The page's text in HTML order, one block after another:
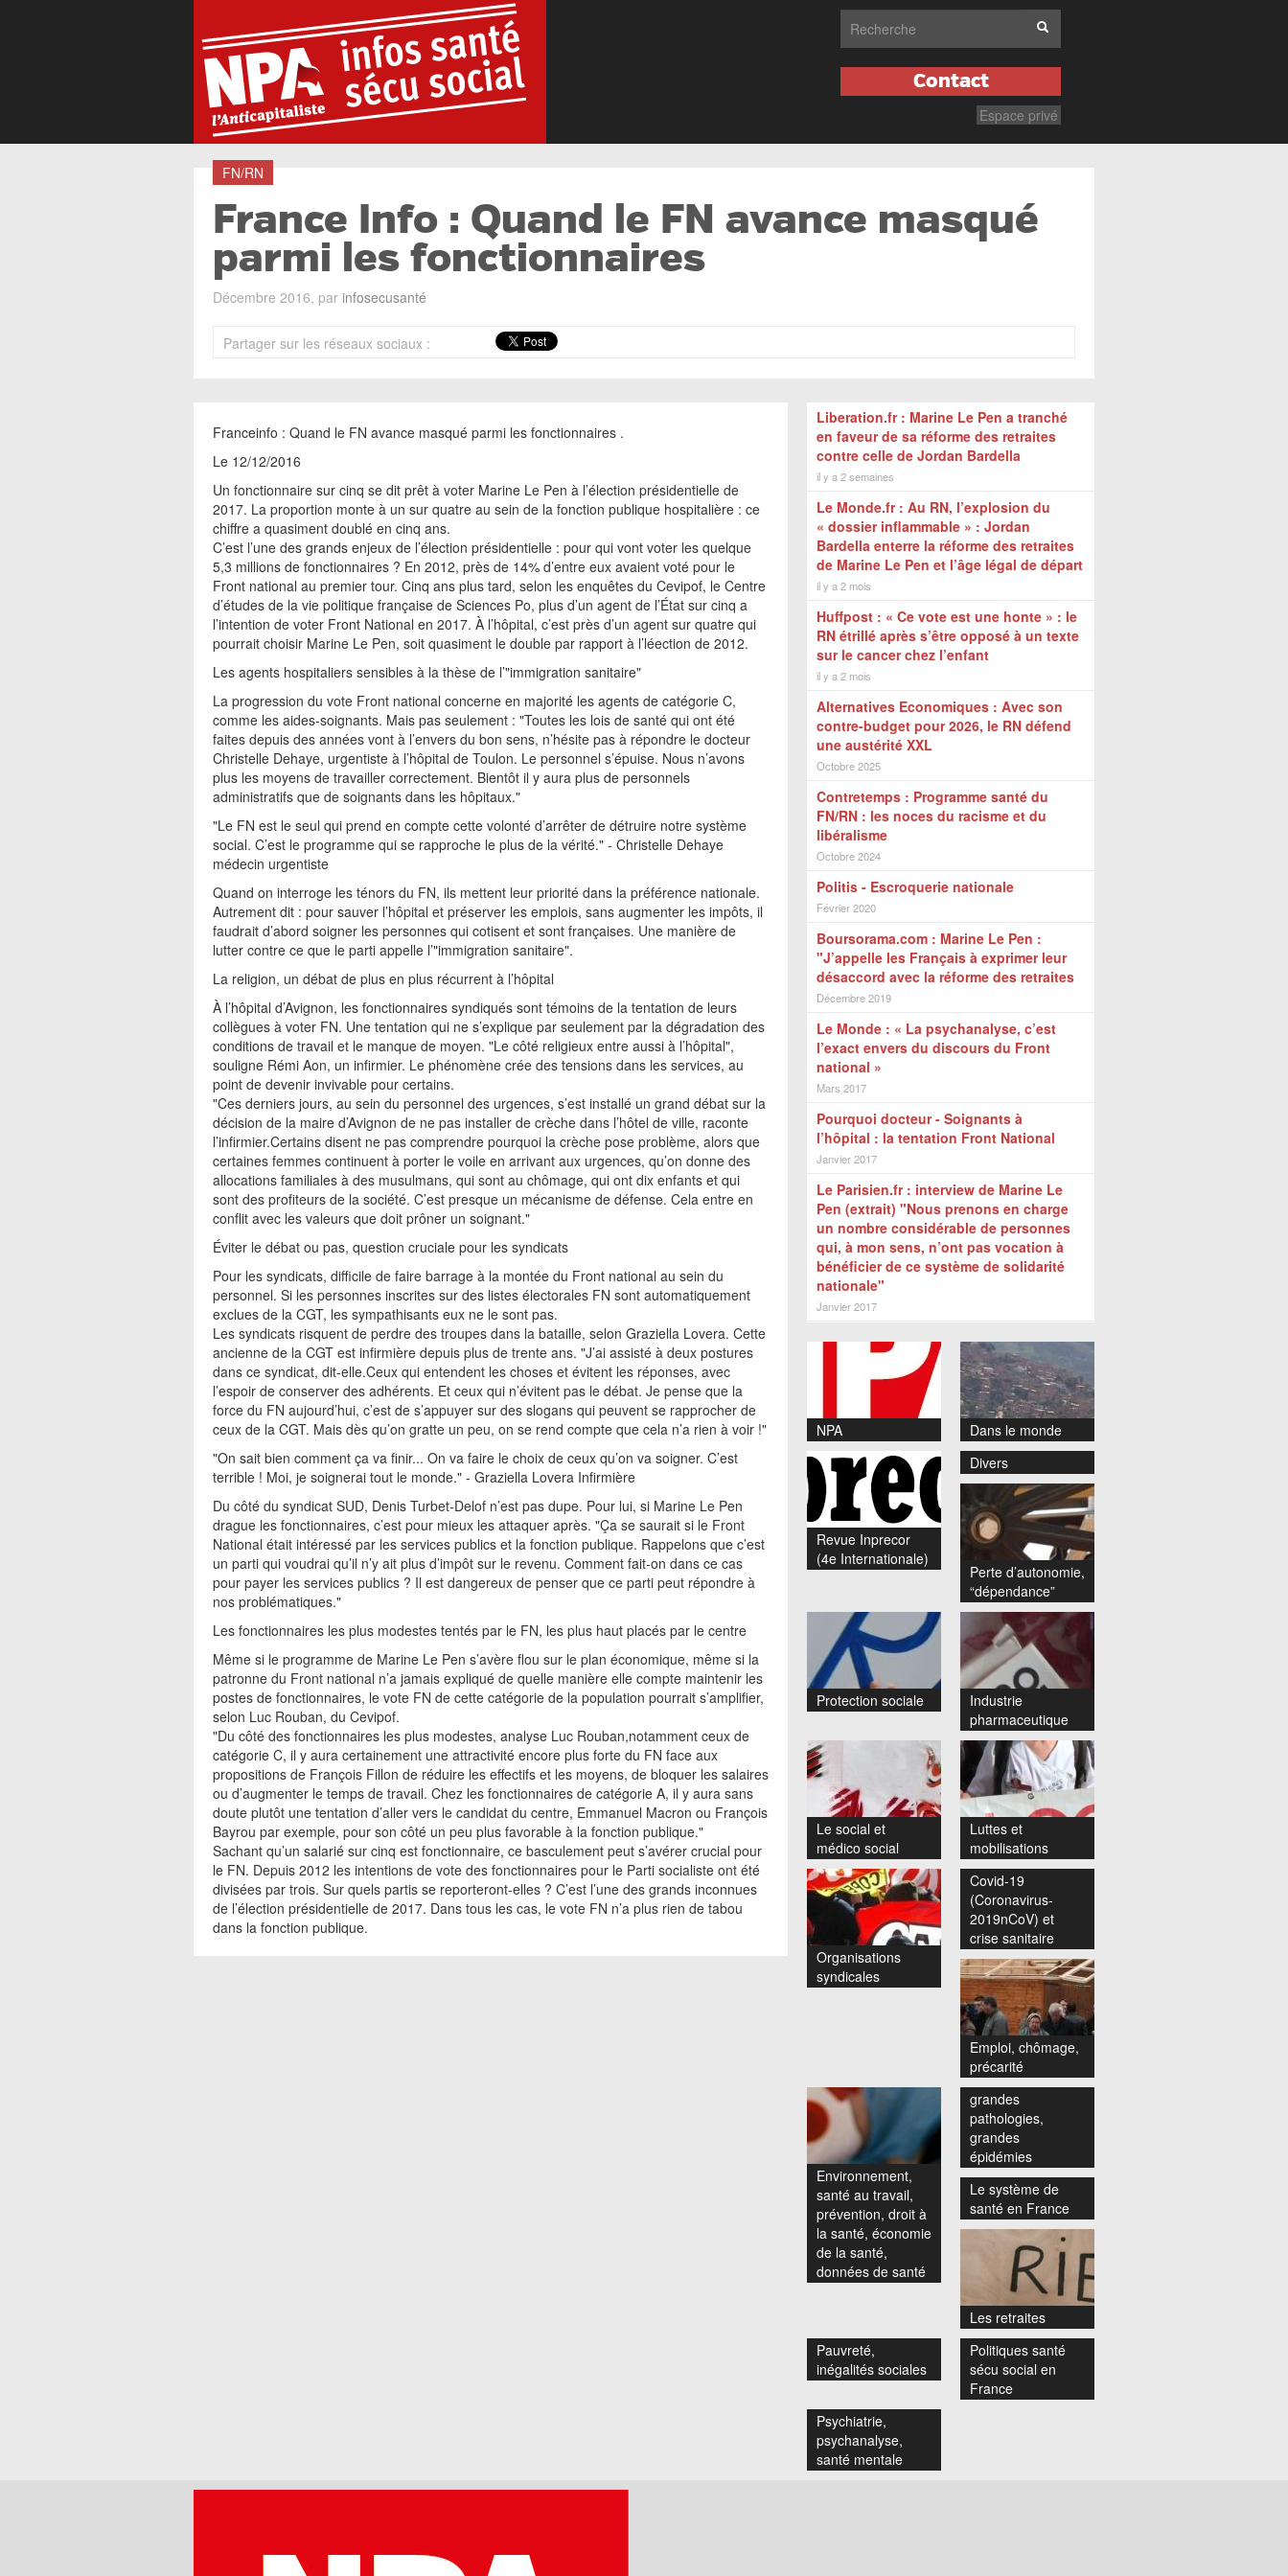
Contact
Espace privé
FN/RN
France Info : Quand le FN avance masqué
parmi les fonctionnaires
Décembre 2016, par infosecusanté
Partager sur les réseaux sociaux :
Franceinfo : Quand le FN avance masqué parmi les fonctionnaires .
Le 12/12/2016
Un fonctionnaire sur cinq se dit prêt à voter Marine Le Pen à l’élection présidentielle de
2017. La proportion monte à un sur quatre au sein de la fonction publique hospitalière : ce
chiffre a quasiment doublé en cinq ans.
C’est l’une des grands enjeux de l’élection présidentielle : pour qui vont voter les quelque
5,3 millions de fonctionnaires ? En 2012, près de 14% d’entre eux avaient voté pour le
Front national au premier tour. Cinq ans plus tard, selon les enquêtes du Cevipof, le Centre
d’études de la vie politique française de Sciences Po, plus d’un agent de l’État sur cinq a
l’intention de voter Front National en 2017. À l’hôpital, c’est près d’un agent sur quatre qui
pourrait choisir Marine Le Pen, soit quasiment le double par rapport à l’léection de 2012.
Les agents hospitaliers sensibles à la thèse de l’"immigration sanitaire"
La progression du vote Front national concerne en majorité les agents de catégorie C,
comme les aides-soignants. Mais pas seulement : "Toutes les lois de santé qui ont été
faites depuis des années vont à l’envers du bon sens, n’hésite pas à répondre le docteur
Christelle Dehaye, urgentiste à l’hôpital de Toulon. Le personnel s’épuise. Nous n’avons
plus les moyens de travailler correctement. Bientôt il y aura plus de personnels
administratifs que de soignants dans les hôpitaux."
"Le FN est le seul qui prend en compte cette volonté d’arrêter de détruire notre système
social. C’est le programme qui se rapproche le plus de la vérité." - Christelle Dehaye
médecin urgentiste
Quand on interroge les ténors du FN, ils mettent leur priorité dans la préférence nationale.
Autrement dit : pour sauver l’hôpital et préserver les emplois, sans augmenter les impôts, il
faudrait d’abord soigner les personnes qui cotisent et sont françaises. Une manière de
lutter contre ce que le parti appelle l’"immigration sanitaire".
La religion, un débat de plus en plus récurrent à l’hôpital
À l’hôpital d’Avignon, les fonctionnaires syndiqués sont témoins de la tentation de leurs
collègues à voter FN. Une tentation qui ne s’explique par seulement par la dégradation des
conditions de travail et le manque de moyen. "Le côté religieux entre aussi à l’hôpital",
souligne Rémi Aon, un infirmier. Le phénomène crée des tensions dans les services, au
point de devenir invivable pour certains.
"Ces derniers jours, au sein du personnel des urgences, s’est installé un grand débat sur la
décision de la maire d’Avignon de ne pas installer de crèche dans l’hôtel de ville, raconte
l’infirmier.Certains disent ne pas comprendre pourquoi la crèche pose problème, alors que
certaines femmes continuent à porter le voile en arrivant aux urgences, qu’on donne des
allocations familiales à des musulmans, qui sont au chômage, qui ont dix enfants et qui
sont des profiteurs de la société. C’est presque un mécanisme de défense. Cela entre en
conflit avec les valeurs que doit prôner un soignant."
Éviter le débat ou pas, question cruciale pour les syndicats
Pour les syndicats, difficile de faire barrage à la montée du Front national au sein du
personnel. Si les personnes inscrites sur des listes électorales FN sont automatiquement
exclues de la CGT, les sympathisants eux ne le sont pas.
Les syndicats risquent de perdre des troupes dans la bataille, selon Graziella Lovera. Cette
ancienne de la CGT est infirmière depuis plus de trente ans. "J’ai assisté à deux postures
dans ce syndicat, dit-elle.Ceux qui entendent les choses et évitent les réponses, avec
l’espoir de conserver des adhérents. Et ceux qui n’évitent pas le débat. Je pense que la
force du FN aujourd’hui, c’est de s’appuyer sur des slogans qui peuvent se rapprocher de
ceux de la CGT. Mais dès qu’on gratte un peu, on se rend compte que cela n’a rien à voir !"
"On sait bien comment ça va finir... On va faire le choix de ceux qu’on va soigner. C’est
terrible ! Moi, je soignerai tout le monde." - Graziella Lovera Infirmière
Du côté du syndicat SUD, Denis Turbet-Delof n’est pas dupe. Pour lui, si Marine Le Pen
drague les fonctionnaires, c’est pour mieux les attaquer après. "Ça se saurait si le Front
National était intéressé par les services publics et la fonction publique. Rappelons que c’est
un parti qui voudrai qu’il n’y ait plus d’impôt sur le revenu. Comment fait-on dans ce cas
pour payer les services publics ? Il est dangereux de penser que ce parti peut répondre à
nos problématiques."
Les fonctionnaires les plus modestes tentés par le FN, les plus haut placés par le centre
Même si le programme de Marine Le Pen s’avère flou sur le plan économique, même si la
patronne du Front national n’a jamais expliqué de quelle manière elle compte maintenir les
postes de fonctionnaires, le vote FN de cette catégorie de la population pourrait s’amplifier,
selon Luc Rouban, du Cevipof.
"Du côté des fonctionnaires les plus modestes, analyse Luc Rouban,notamment ceux de
catégorie C, il y aura certainement une attractivité encore plus forte du FN face aux
propositions de François Fillon de réduire les effectifs et les moyens, de bloquer les salaires
ou d’augmenter le temps de travail. Chez les fonctionnaires de catégorie A, il y aura sans
doute plutôt une tentation d’aller vers le candidat du centre, Emmanuel Macron ou François
Bayrou par exemple, pour son côté un peu plus favorable à la fonction publique."
Sachant qu’un salarié sur cinq est fonctionnaire, ce basculement peut s’avérer crucial pour
le FN. Depuis 2012 les intentions de vote des fonctionnaires pour le Parti socialiste ont été
divisées par trois. Sur quels partis se reporteront-elles ? C’est l’une des grands inconnues
de l’élection présidentielle de 2017. Dans tous les cas, le vote FN n’a plus rien de tabou
dans la fonction publique.
Liberation.fr : Marine Le Pen a tranché
en faveur de sa réforme des retraites
contre celle de Jordan Bardella
il y a 2 semaines
Le Monde.fr : Au RN, l’explosion du
« dossier inflammable » : Jordan
Bardella enterre la réforme des retraites
de Marine Le Pen et l’âge légal de départ
il y a 2 mois
Huffpost : « Ce vote est une honte » : le
RN étrillé après s’être opposé à un texte
sur le cancer chez l’enfant
il y a 2 mois
Alternatives Economiques : Avec son
contre-budget pour 2026, le RN défend
une austérité XXL
Octobre 2025
Contretemps : Programme santé du
FN/RN : les noces du racisme et du
libéralisme
Octobre 2024
Politis - Escroquerie nationale
Février 2020
Boursorama.com : Marine Le Pen :
"J’appelle les Français à exprimer leur
désaccord avec la réforme des retraites
Décembre 2019
Le Monde : « La psychanalyse, c’est
l’exact envers du discours du Front
national »
Mars 2017
Pourquoi docteur - Soignants à
l’hôpital : la tentation Front National
Janvier 2017
Le Parisien.fr : interview de Marine Le
Pen (extrait) "Nous prenons en charge
un nombre considérable de personnes
qui, à mon sens, n’ont pas vocation à
bénéficier de ce système de solidarité
nationale"
Janvier 2017
NPA Dans le monde
Revue Inprecor
(4e Internationale)
Divers
Perte d’autonomie,
“dépendance”
Protection sociale
Industrie
pharmaceutique
Le social et
médico social
Luttes et
mobilisations
Organisations
syndicales
Covid-19
(Coronavirus-
2019nCoV) et
crise sanitaire
Emploi, chômage,
précarité
Environnement,
santé au travail,
prévention, droit à
la santé, économie
de la santé,
données de santé
grandes
pathologies,
grandes
épidémies
Le système de
santé en France
Les retraites
Pauvreté,
inégalités sociales
Politiques santé
sécu social en
France
Psychiatrie,
psychanalyse,
santé mentale